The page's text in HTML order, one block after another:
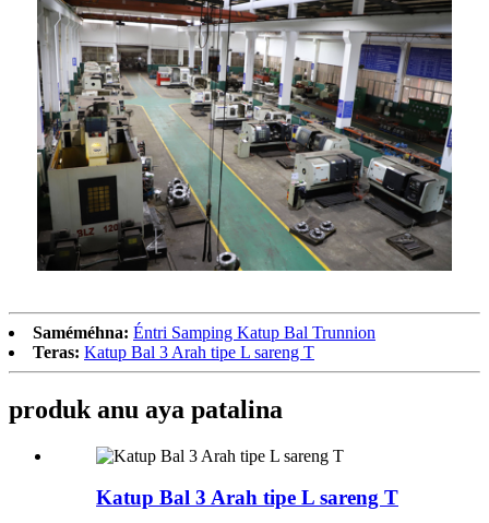
Saméméhna: Éntri Samping Katup Bal Trunnion
Teras: Katup Bal 3 Arah tipe L sareng T
produk anu aya patalina
Katup Bal 3 Arah tipe L sareng T